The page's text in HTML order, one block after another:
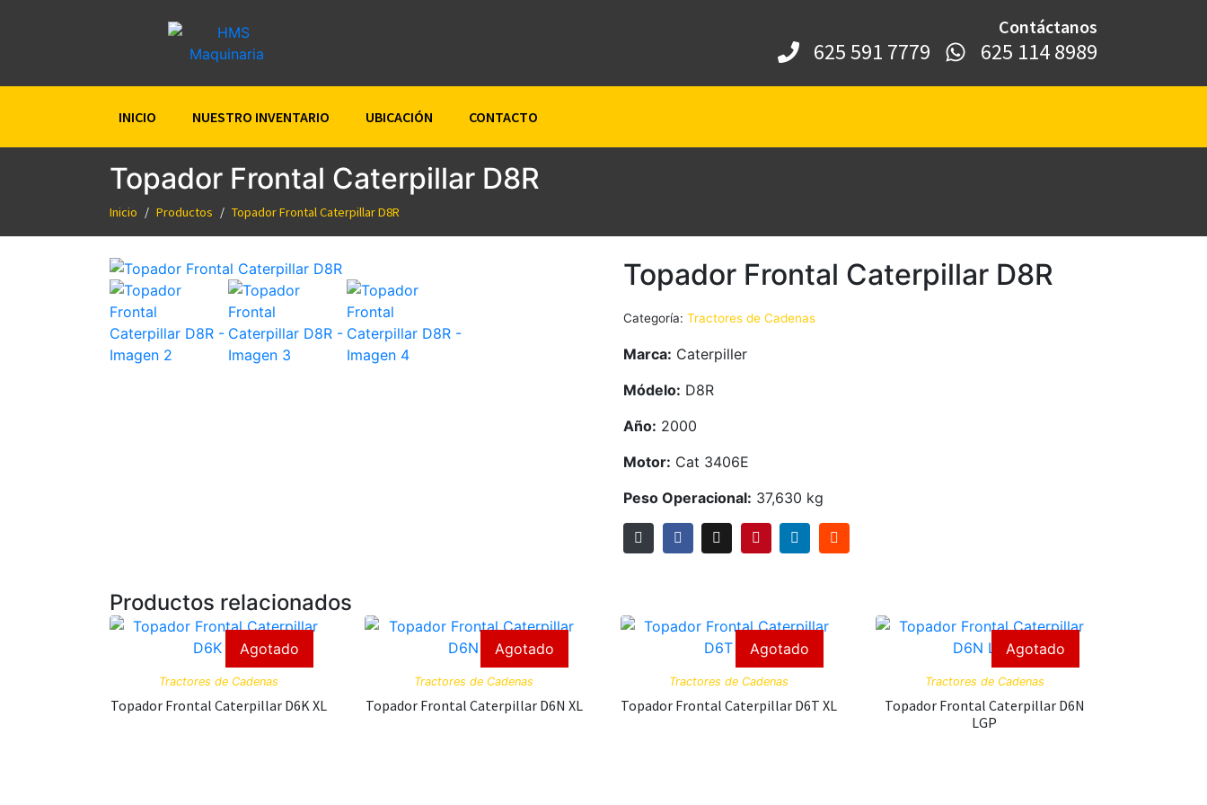
Contáctanos
625 591 7779​ 625 114 8989
INICIO NUESTRO INVENTARIO UBICACIÓN CONTACTO
Topador Frontal Caterpillar D8R
Inicio Productos Topador Frontal Caterpillar D8R
Topador Frontal Caterpillar D8R
Categoría: Tractores de Cadenas
Marca: Caterpiller
Módelo: D8R
Año: 2000
Motor: Cat 3406E
Peso Operacional: 37,630 kg
Productos relacionados
Agotado
Tractores de Cadenas
Topador Frontal Caterpillar D6K XL
Agotado
Tractores de Cadenas
Topador Frontal Caterpillar D6N XL
Agotado
Tractores de Cadenas
Topador Frontal Caterpillar D6T XL
Agotado
Tractores de Cadenas
Topador Frontal Caterpillar D6N
LGP